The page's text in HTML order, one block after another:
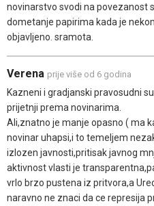
novinarstvo svodi na povezanost
dometanje papirima kada je
objavljeno. sramota.
Verena prije više od 6 godina
Kazneni i gradjanski pravosudni
prijetnji prema novinarima.
Ali,znatno je manje opasno ( ma
novinar uhapsi,i to temeljem
izlozen javnosti,pritisak javnog
aktivnost vlasti je
vrlo brzo pustena iz pritvora,a
naravno ne znaci da ce represija